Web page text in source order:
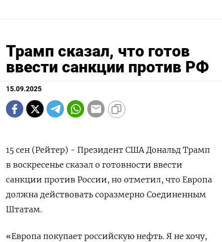
Трамп сказал, что готов
ввести санкции против РФ
15.09.2025
15 сен (Рейтер) - Президент США Дональд Трамп
в воскресенье сказал о готовности ввести
санкции против России, но отметил, что Европа
должна действовать соразмерно Соединенным
Штатам.
«Европа покупает российскую нефть. Я не хочу,